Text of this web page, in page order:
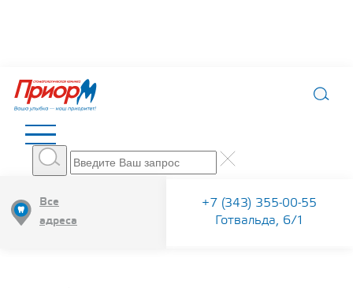
Все
адреса
+7 (343) 355-00-55
Готвальда, 6/1